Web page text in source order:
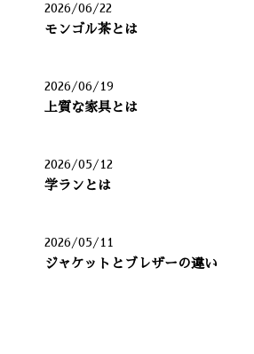
2026/06/22
モンゴル茶とは
2026/06/19
上質な家具とは
2026/05/12
学ランとは
2026/05/11
ジャケットとブレザーの違い